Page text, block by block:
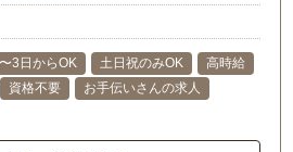
3日からOK 土日祝のみOK
高時給
資格不要
お手伝いさんの求人